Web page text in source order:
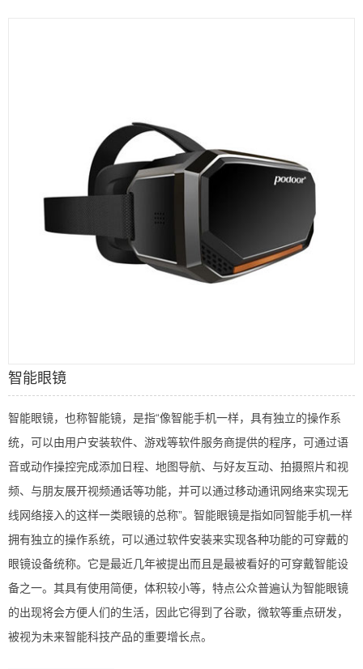
智能眼镜
智能眼镜，也称智能镜，是指“像智能手机一样，具有独立的操作系
统，可以由用户安装软件、游戏等软件服务商提供的程序，可通过语
音或动作操控完成添加日程、地图导航、与好友互动、拍摄照片和视
频、与朋友展开视频通话等功能，并可以通过移动通讯网络来实现无
线网络接入的这样一类眼镜的总称”。智能眼镜是指如同智能手机一样
拥有独立的操作系统，可以通过软件安装来实现各种功能的可穿戴的
眼镜设备统称。它是最近几年被提出而且是最被看好的可穿戴智能设
备之一。其具有使用简便，体积较小等，特点公众普遍认为智能眼镜
的出现将会方便人们的生活，因此它得到了谷歌，微软等重点研发，
被视为未来智能科技产品的重要增长点。